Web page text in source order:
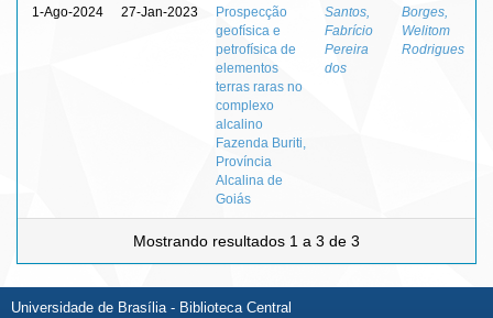
1-Ago-2024 27-Jan-2023
Prospecção
geofísica e
petrofísica de
elementos
terras raras no
complexo
alcalino
Fazenda Buriti,
Província
Alcalina de
Goiás
Santos,
Fabrício
Pereira
dos
Borges,
Welitom
Rodrigues
Mostrando resultados 1 a 3 de 3
Universidade de Brasília - Biblioteca Central